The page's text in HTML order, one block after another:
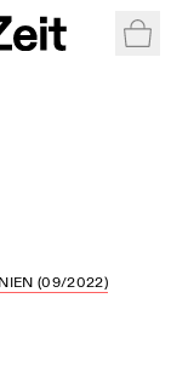
(09/2022)